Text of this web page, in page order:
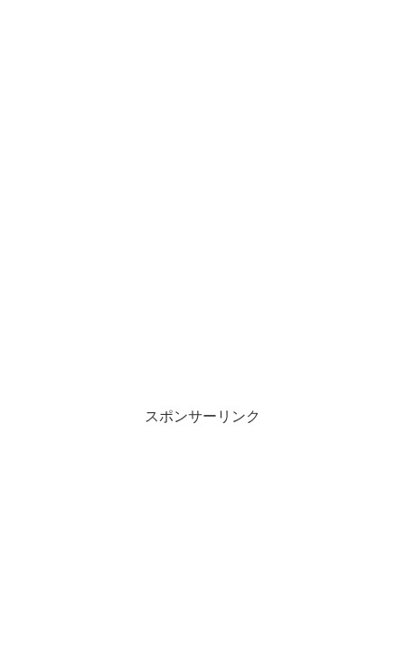
スポンサーリンク